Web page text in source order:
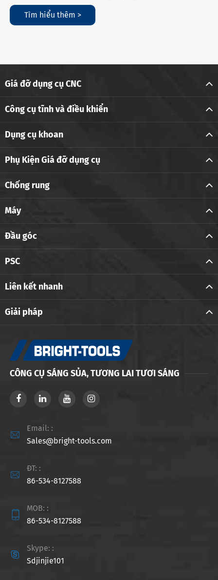
Tìm hiểu thêm >
Giá đỡ dụng cụ CNC
Công cụ tĩnh và điều khiển
Dụng cụ khoan
Phụ Kiện Giá đỡ dụng cụ
Chống rung
Máy
Đầu góc
PSC
Liên kết nhanh
Giải pháp
CÔNG CỤ SÁNG SỦA, TƯƠNG LAI TƯƠI SÁNG

Email: :
Sales@bright-tools.com

ĐT: :
86-534-8127588

MOB: :
86-534-8127588

Skype: :
Sdjinjie101